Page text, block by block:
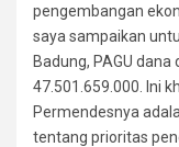
pengembangan
saya sampaikan
Badung, PAGU
47.501.659.000. Ini
Permendesnya
tentang prioritas